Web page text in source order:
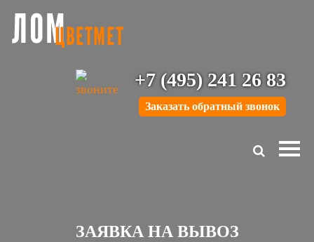
+7 (495) 241 26 83
Заказать обратный звонок
ЗАЯВКА НА ВЫВОЗ